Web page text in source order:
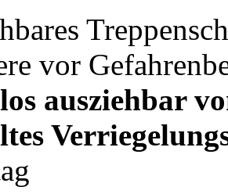
vor
ausziehbar